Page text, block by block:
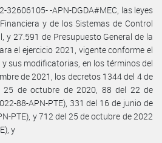
32606105- -APN-DGDA#MEC, las leyes
y de los Sistemas de Control
y 27.591 de Presupuesto General de la
el ejercicio 2021, vigente conforme el
sus modificatorias, en los términos del
de 2021, los decretos 1344 del 4 de
de octubre de 2020, 88 del 22 de
88-APN-PTE), 331 del 16 de junio de
PTE), y 712 del 25 de octubre de 2022
y